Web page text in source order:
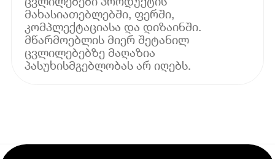
მახასიათებლებში, ფერში,
კომპლექტაციასა და დიზაინში.
მწარმოებლის მიერ შეტანილ
ცვლილებებზე მაღაზია
პასუხისმგებლობას არ იღებს.